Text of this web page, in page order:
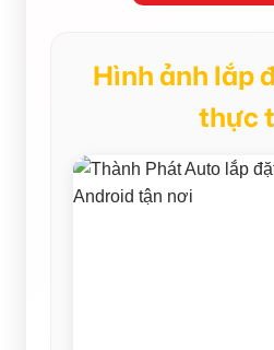
Hình ảnh lắp
thực